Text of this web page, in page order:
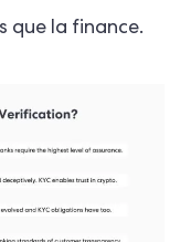
que la finance.